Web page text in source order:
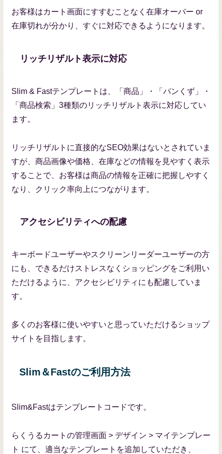
お客様はカート画面にすすむことなく在庫オーバー or
在庫切れが分かり、すぐに対応できるようになります。
リッチリザルト表示に対応
Slim & Fastテンプレートは、「商品」・「パンくず」・
「商品検索」3種類のリッチリザルト表示に対応してい
ます。
リッチリザルトに直接的なSEO効果はないとされていま
すが、商品画像や価格、在庫などの情報を見やすく表示
することで、お客様は商品の情報を正確に把握しやすく
なり、クリック率向上につながります。
アクセシビリティへの配慮
キーボードユーザーやスクリーンリーダーユーザーの方
にも、できるだけストレスなくショッピングをご利用い
ただけるように、アクセシビリティにも配慮していま
す。
多くのお客様に使いやすいと思っていただけるショップ
サイトを目指します。
Slim＆Fastのご利用方法
Slim&Fastはテンプレートコードです。
らくうるカートの管理画面 > デザイン > マイテンプレー
ト にて、適当なテンプレートを追加していただき、